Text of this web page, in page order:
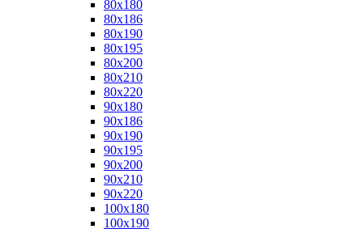
80x180
80x186
80x190
80x195
80x200
80x210
80x220
90x180
90x186
90x190
90x195
90x200
90x210
90x220
100x180
100x190